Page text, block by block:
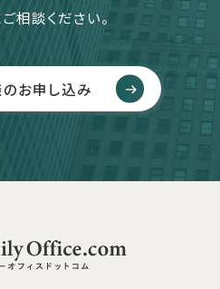
相談ください。
お申し込み